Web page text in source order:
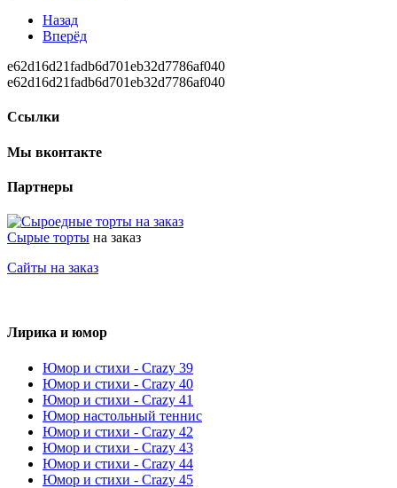
Назад
Вперёд
e62d16d21fadb6d701eb32d7786af040
e62d16d21fadb6d701eb32d7786af040
Ссылки
Мы вконтакте
Партнеры
Сырые торты на заказ
Сайты на заказ
Лирика и юмор
Юмор и стихи - Crazy 39
Юмор и стихи - Crazy 40
Юмор и стихи - Crazy 41
Юмор настольный теннис
Юмор и стихи - Crazy 42
Юмор и стихи - Crazy 43
Юмор и стихи - Crazy 44
Юмор и стихи - Crazy 45